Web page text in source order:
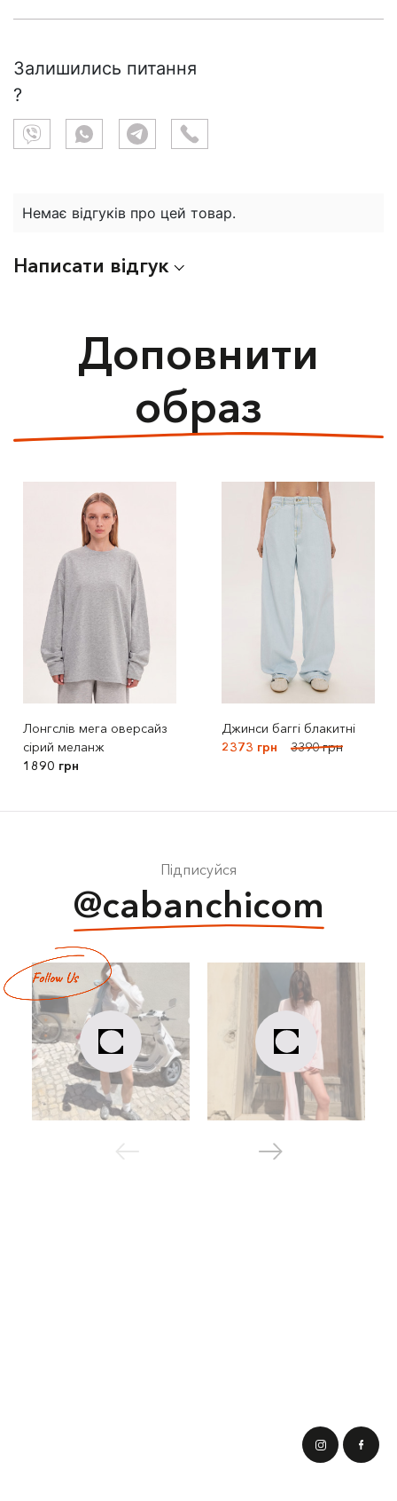
Залишились питання
?
Немає відгуків про цей товар.
Написати відгук
Доповнити
образ
Лонгслів мега оверсайз
сірий меланж
1890 грн
Джинси баггі блакитні
2373 грн
3390 грн
Підписуйся
@cabanchicom